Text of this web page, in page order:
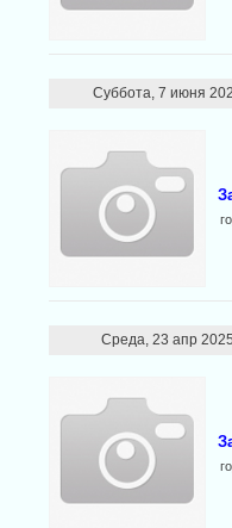
Суббота, 7 июня
Среда, 23 апр 2025